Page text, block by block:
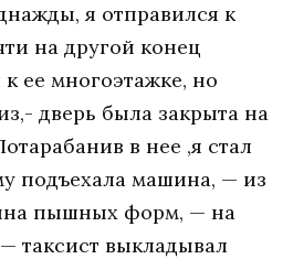
я отправился к
на другой конец
ее многоэтажке, но
дверь была закрыта на
в нее ,я стал
подъехала машина, — из
пышных форм, — на
таксист выкладывал